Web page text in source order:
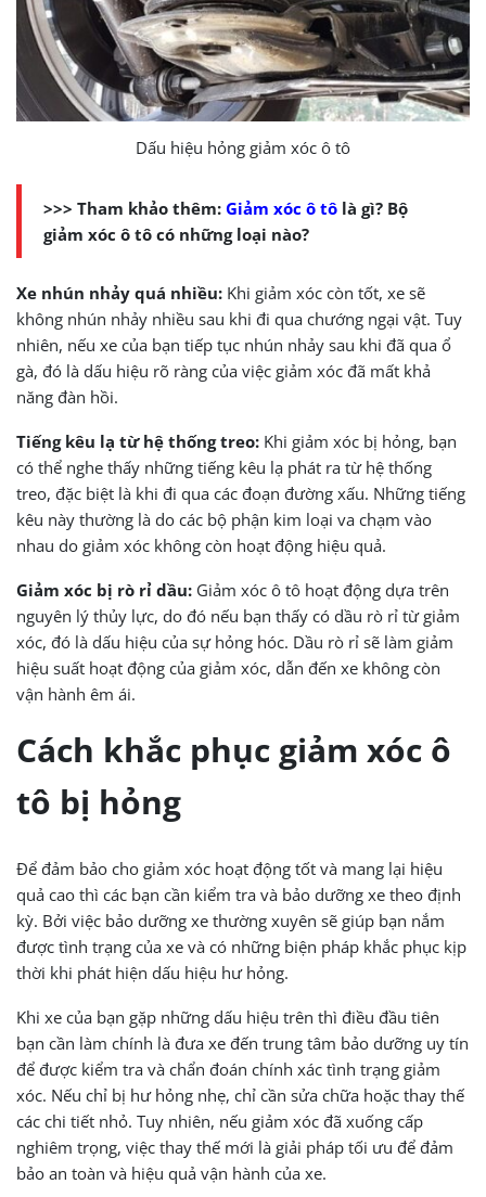
Dấu hiệu hỏng giảm xóc ô tô
>>> Tham khảo thêm: Giảm xóc ô tô là gì? Bộ
giảm xóc ô tô có những loại nào?
Xe nhún nhảy quá nhiều: Khi giảm xóc còn tốt, xe sẽ
không nhún nhảy nhiều sau khi đi qua chướng ngại vật. Tuy
nhiên, nếu xe của bạn tiếp tục nhún nhảy sau khi đã qua ổ
gà, đó là dấu hiệu rõ ràng của việc giảm xóc đã mất khả
năng đàn hồi.
Tiếng kêu lạ từ hệ thống treo: Khi giảm xóc bị hỏng, bạn
có thể nghe thấy những tiếng kêu lạ phát ra từ hệ thống
treo, đặc biệt là khi đi qua các đoạn đường xấu. Những tiếng
kêu này thường là do các bộ phận kim loại va chạm vào
nhau do giảm xóc không còn hoạt động hiệu quả.
Giảm xóc bị rò rỉ dầu: Giảm xóc ô tô hoạt động dựa trên
nguyên lý thủy lực, do đó nếu bạn thấy có dầu rò rỉ từ giảm
xóc, đó là dấu hiệu của sự hỏng hóc. Dầu rò rỉ sẽ làm giảm
hiệu suất hoạt động của giảm xóc, dẫn đến xe không còn
vận hành êm ái.
Cách khắc phục giảm xóc ô
tô bị hỏng
Để đảm bảo cho giảm xóc hoạt động tốt và mang lại hiệu
quả cao thì các bạn cần kiểm tra và bảo dưỡng xe theo định
kỳ. Bởi việc bảo dưỡng xe thường xuyên sẽ giúp bạn nắm
được tình trạng của xe và có những biện pháp khắc phục kịp
thời khi phát hiện dấu hiệu hư hỏng.
Khi xe của bạn gặp những dấu hiệu trên thì điều đầu tiên
bạn cần làm chính là đưa xe đến trung tâm bảo dưỡng uy tín
để được kiểm tra và chẩn đoán chính xác tình trạng giảm
xóc. Nếu chỉ bị hư hỏng nhẹ, chỉ cần sửa chữa hoặc thay thế
các chi tiết nhỏ. Tuy nhiên, nếu giảm xóc đã xuống cấp
nghiêm trọng, việc thay thế mới là giải pháp tối ưu để đảm
bảo an toàn và hiệu quả vận hành của xe.